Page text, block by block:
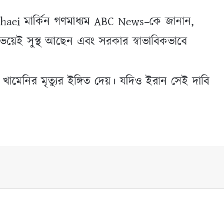
মার্কিন গণমাধ্যম ABC News–কে জানান,
সুস্থ আছেন এবং সরকার স্বাভাবিকভাবে
মৃত্যুর ইঙ্গিত দেয়। যদিও ইরান সেই দাবি